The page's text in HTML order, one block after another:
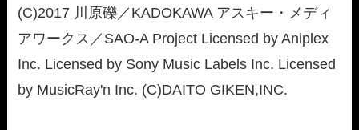
(C)2017 川原礫／KADOKAWA アスキー・メディ
アワークス／SAO-A Project Licensed by Aniplex
Inc. Licensed by Sony Music Labels Inc. Licensed
by MusicRay'n Inc. (C)DAITO GIKEN,INC.